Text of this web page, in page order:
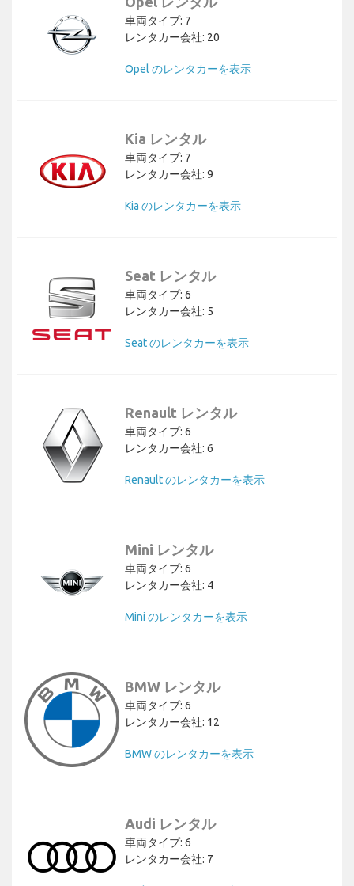
車両タイプ: 7
レンタカー会社: 20
Opel のレンタカーを表示
Kia レンタル
車両タイプ: 7
レンタカー会社: 9
Kia のレンタカーを表示
Seat レンタル
車両タイプ: 6
レンタカー会社: 5
Seat のレンタカーを表示
Renault レンタル
車両タイプ: 6
レンタカー会社: 6
Renault のレンタカーを表示
Mini レンタル
車両タイプ: 6
レンタカー会社: 4
Mini のレンタカーを表示
BMW レンタル
車両タイプ: 6
レンタカー会社: 12
BMW のレンタカーを表示
Audi レンタル
車両タイプ: 6
レンタカー会社: 7